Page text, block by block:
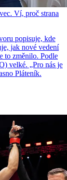
Ví, proč strana
popisuje, kde
jak nové vedení
to změnilo. Podle
velké. „Pro nás je
Pláteník.